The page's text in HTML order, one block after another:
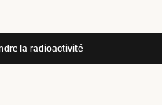
la radioactivité